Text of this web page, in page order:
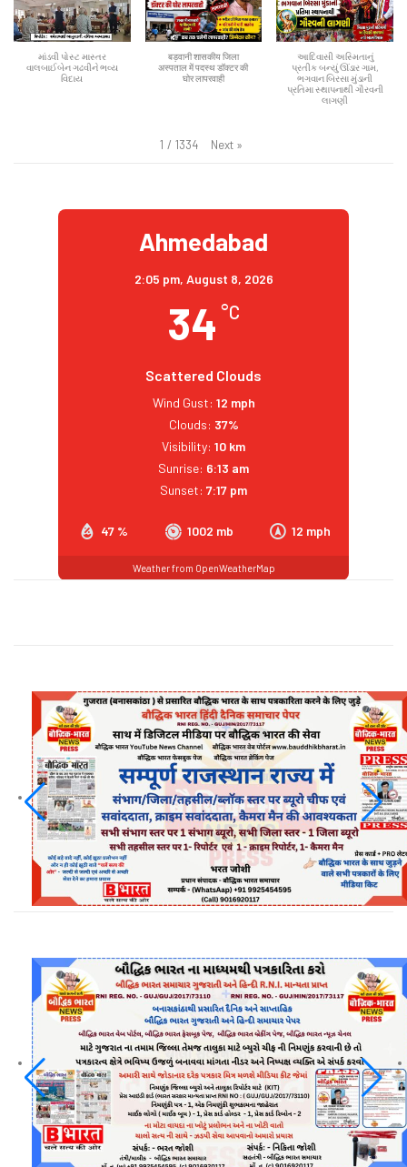
માંડવી પોસ્ટ માસ્તર
વાલબાઈબેન ગઢવીને ભવ્ય
વિદાય
बड़वानी शासकीय जिला
अस्पताल में पदस्थ डॉक्टर की
घोर लापरवाही
આદિવાસી અસ્મિતાનું
પ્રતીક બન્યું ઊંડાર ગામ,
ભગવાન બિરસા મુંડાની
પ્રતિમા સ્થાપનાથી ગૌરવની
લાગણી
1 / 1334 Next »
Ahmedabad
2:05 pm, August 8, 2026
34 °C
Scattered Clouds
47 % 1002 mb 12 mph
Wind Gust: 12 mph
Clouds: 37%
Visibility: 10 km
Sunrise: 6:13 am
Sunset: 7:17 pm
Weather from OpenWeatherMap